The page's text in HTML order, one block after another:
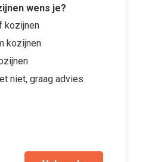
wens je?
kozijnen
kozijnen
niet, graag advies